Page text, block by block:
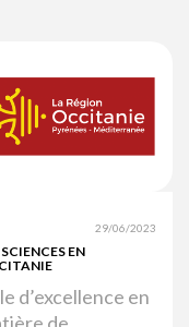
29/06/2023
SCIENCES EN
d’excellence en